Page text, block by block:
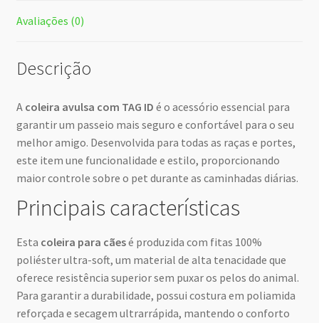
Avaliações (0)
Descrição
A coleira avulsa com TAG ID é o acessório essencial para
garantir um passeio mais seguro e confortável para o seu
melhor amigo. Desenvolvida para todas as raças e portes,
este item une funcionalidade e estilo, proporcionando
maior controle sobre o pet durante as caminhadas diárias.
Principais características
Esta coleira para cãesé produzida com fitas 100%
poliéster ultra-soft, um material de alta tenacidade que
oferece resistência superior sem puxar os pelos do animal.
Para garantir a durabilidade, possui costura em poliamida
reforçada e secagem ultrarrápida, mantendo o conforto